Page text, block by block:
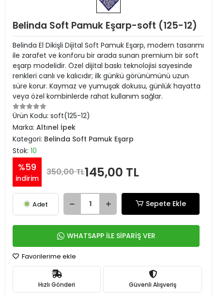
Belinda Soft Pamuk Eşarp-soft (125-12)
Belinda El Dikişli Dijital Soft Pamuk Eşarp, modern tasarımı
ile zarafet ve konforu bir arada sunan premium bir soft
eşarp modelidir. Özel dijital baskı teknolojisi sayesinde
renkleri canlı ve kalıcıdır; ilk günkü görünümünü uzun
süre korur. Kaymaz ve yumuşak dokusu, günlük hayatta
veya özel kombinlerde rahat kullanım sağlar.
Ürün Kodu: soft(125-12)
Marka: Altınel İpek
Kategori: Belinda Soft Pamuk Eşarp
Stok: 10
%59
indirim
350,00 TL145,00 TL
Adet Sepete Ekle
WHATSAPP İLE SİPARİŞ VER
Favorilerime ekle
Hızlı Gönderi Güvenli Alışveriş